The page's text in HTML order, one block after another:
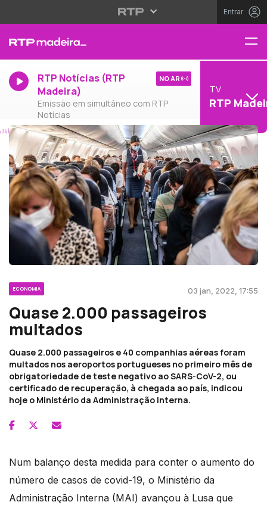
Entrar
RTP Notícias (RTP
Madeira)
Emissão em simultâneo com RTP
Notícias
NO AR
TV
RTP
ECONOMIA 03 jan, 2022, 17:55
Quase 2.000 passageiros
multados
Quase 2.000 passageiros e 40 companhias aéreas foram
multados nos aeroportos portugueses no primeiro mês de
obrigatoriedade de teste negativo ao SARS-CoV-2, ou
certificado de recuperação, à chegada ao país, indicou
hoje o Ministério da Administração Interna.
Num balanço desta medida para conter o aumento do
número de casos de covid-19, o Ministério da
Administração Interna (MAI) avançou à Lusa que